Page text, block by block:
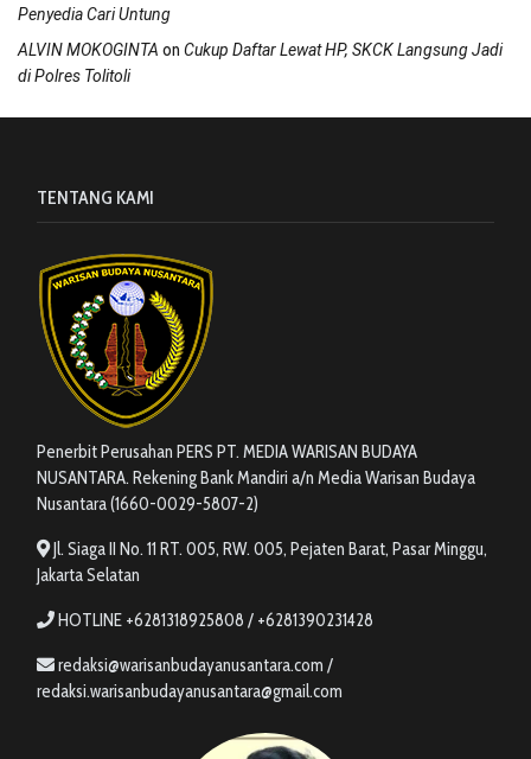
Penyedia Cari Untung
ALVIN MOKOGINTA on Cukup Daftar Lewat HP, SKCK Langsung Jadi
di Polres Tolitoli
TENTANG KAMI
Penerbit Perusahan PERS PT. MEDIA WARISAN BUDAYA
NUSANTARA. Rekening Bank Mandiri a/n Media Warisan Budaya
Nusantara (1660-0029-5807-2)
Jl. Siaga II No. 11 RT. 005, RW. 005, Pejaten Barat, Pasar Minggu,
Jakarta Selatan
HOTLINE +6281318925808 / +6281390231428
redaksi@warisanbudayanusantara.com /
redaksi.warisanbudayanusantara@gmail.com